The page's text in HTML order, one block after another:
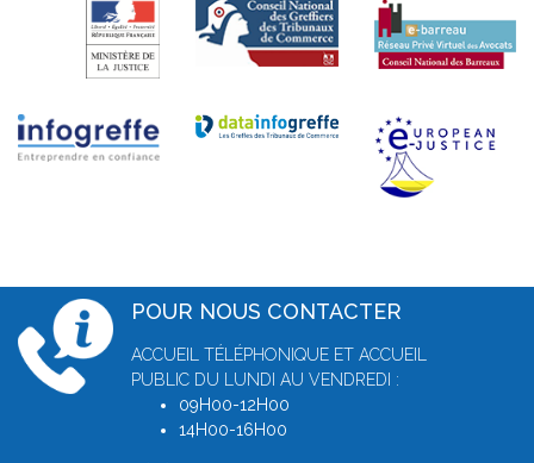
POUR NOUS CONTACTER
ACCUEIL TÉLÉPHONIQUE ET ACCUEIL
PUBLIC DU LUNDI AU VENDREDI :
09H00-12H00
14H00-16H00